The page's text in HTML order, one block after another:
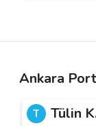
Ankara
T Tülin